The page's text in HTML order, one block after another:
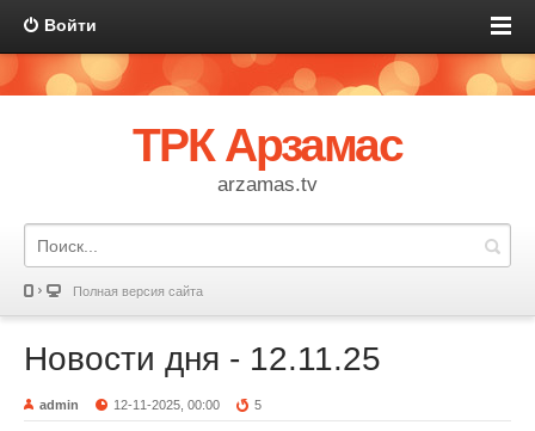
Войти
ТРК Арзамас
arzamas.tv
Полная версия сайта
Новости дня - 12.11.25
admin 12-11-2025, 00:00 5